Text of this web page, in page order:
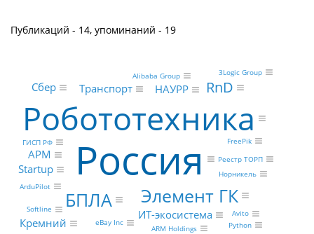
Публикаций - 14, упоминаний - 19
Россия
Робототехника
БПЛА Элемент ГК
RnD
НАУРР
ИТ-экосистема
Транспорт
Сбер
АРМ
Startup
Кремний eBay Inc
Норникель
Alibaba Group
ArduPilot
Python
ARM Holdings
ГИСП РФ
Реестр ТОРП
Softline
3Logic Group
Avito
FreePik